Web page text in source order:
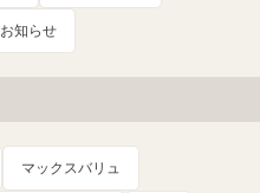
知らせ
マックスバリュ